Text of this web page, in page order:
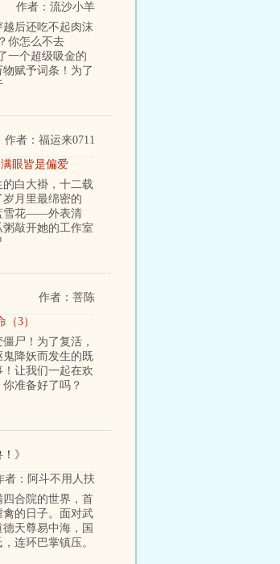
作者：流沙小羊
后还吃不起肉沫
你怎么不去
一个超级吸金的
赋予词条！为了
作者：福运来0711
眼皆是偏爱
白大褂，十二载
月里最绵密的
雪花——外表清
敲开她的工作室
作者：菩陈
3）
尸！为了复活，
降妖而发生的既
让我们一起在欢
准备好了吗？
》
者：阿斗不用人扶
合院的世界，首
的日子。面对武
天尊易中海，国
连环巴掌镇压。